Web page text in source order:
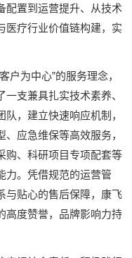
配置到运营提升、从技术
医疗行业价值链构建，实
户为中心”的服务理念，
支兼具扎实技术素养、
，建立快速响应机制，
应急维保等高效服务，
购、科研项目专项配套等
力。凭借规范的运营管
与贴心的售后保障，康飞
高度赞誉，品牌影响力持